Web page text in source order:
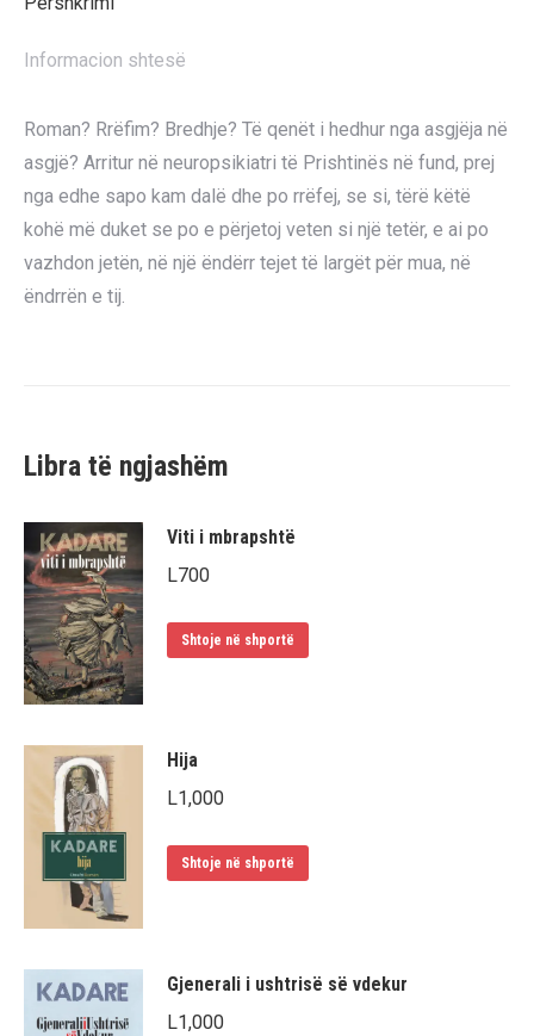
Informacion shtesë
Roman? Rrëfim? Bredhje? Të qenët i hedhur nga asgjëja në
asgjë? Arritur në neuropsikiatri të Prishtinës në fund, prej
nga edhe sapo kam dalë dhe po rrëfej, se si, tërë këtë
kohë më duket se po e përjetoj veten si një tetër, e ai po
vazhdon jetën, në një ëndërr tejet të largët për mua, në
ëndrrën e tij.
Libra të ngjashëm
Viti i mbrapshtë
L700
Shtoje në shportë
Hija
L1,000
Shtoje në shportë
Gjenerali i ushtrisë së vdekur
L1,000